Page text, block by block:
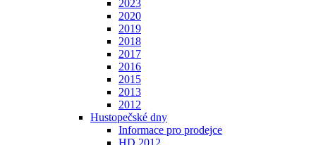
2023
2020
2019
2018
2017
2016
2015
2013
2012
Hustopečské dny
Informace pro prodejce
HD 2012